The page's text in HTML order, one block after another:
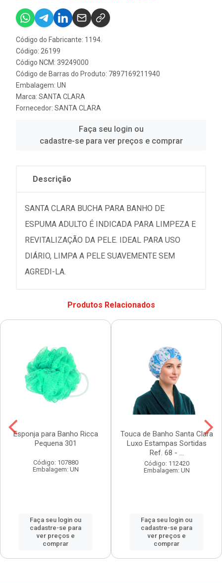
Código do Fabricante: 1194.
Código: 26199
Código NCM: 39249000
Código de Barras do Produto: 7897169211940
Embalagem: UN
Marca: SANTA CLARA
Fornecedor: SANTA CLARA
Faça seu login ou
cadastre-se para ver preços e comprar
Descrição
SANTA CLARA BUCHA PARA BANHO DE
ESPUMA ADULTO É INDICADA PARA LIMPEZA E
REVITALIZAÇÃO DA PELE. IDEAL PARA USO
DIÁRIO, LIMPA A PELE SUAVEMENTE SEM
AGREDI-LA.
Produtos Relacionados
Esponja para Banho Ricca
Pequena 301
Código: 107880
Embalagem: UN
Faça seu login ou
cadastre-se para
ver preços e
comprar
Touca de Banho Santa Clara
Luxo Estampas Sortidas
Ref. 68 - ...
Código: 112420
Embalagem: UN
Faça seu login ou
cadastre-se para
ver preços e
comprar